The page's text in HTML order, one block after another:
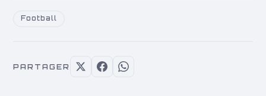
Football
PARTAGER